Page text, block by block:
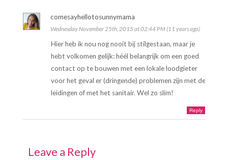
comesayhellotosunnymama
Wednesday November 25th, 2015 at 02:44 PM (11 years ago)
Hier heb ik nou nog nooit bij stilgestaan, maar je
hebt volkomen gelijk: héél belangrijk om een goed
contact op te bouwen met een lokale loodgieter
voor het geval er (dringende) problemen zijn met de
leidingen of met het sanitair. Wel zo slim!
Reply
Leave a Reply